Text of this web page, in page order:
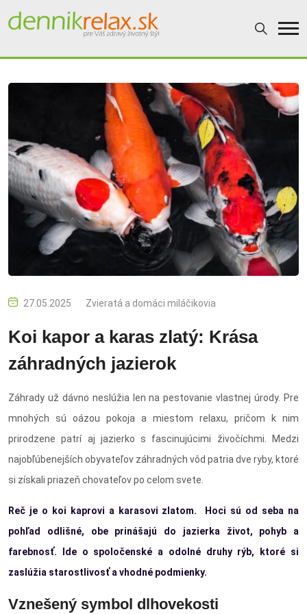
27.05.2025 Zvieratá a domáci miláčikovia
Koi kapor a karas zlatý: Krása
záhradných jazierok
Záhrady už dávno neslúžia len na pestovanie vlastnej úrody. Pre
mnohých sú oázou pokoja a miestom relaxu, pričom k nim
prirodzene patrí aj jazierko s fascinujúcimi živočíchmi. Medzi
najobľúbenejších obyvateľov záhradných vôd patria dve ryby, ktoré
si získali priazeň chovateľov po celom svete.
Reč je o koi kaprovi a karasovi zlatom. Hoci sú od seba na
pohľad odlišné, obe prinášajú do jazierka život, pohyb a
farebnosť. Ide o spoločenské a odolné druhy rýb, ktoré si
zaslúžia starostlivosť a vhodné podmienky.
Vznešený symbol dlhovekosti